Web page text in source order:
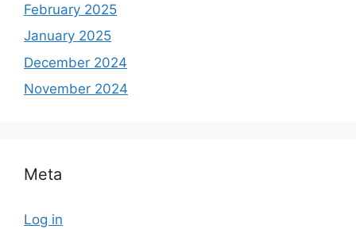
February 2025
January 2025
December 2024
November 2024
Meta
Log in